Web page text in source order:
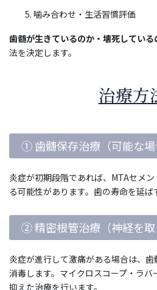
噛み合わせ・生活習慣評価
歯髄が生きているのか・壊死している
法を決定します。
治療方
① 歯髄保存治療（可能な場
炎症が初期段階であれば、MTAセメ
る可能性があります。歯の寿命を延ば
② 精密根管治療（神経を取
炎症が進行して激痛がある場合は、歯
消毒します。マイクロスコープ・ラ
抑えた治療を行います。